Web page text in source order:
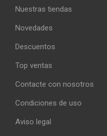
Nuestras tiendas
Novedades
Descuentos
Top ventas
Contacte con nosotros
Condiciones de uso
Aviso legal